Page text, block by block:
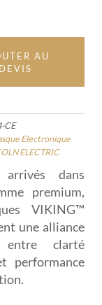
AU
DEVIS
CE
Electronique
ELECTRIC
arrivés dans
premium,
VIKING™
une alliance
entre clarté
performance